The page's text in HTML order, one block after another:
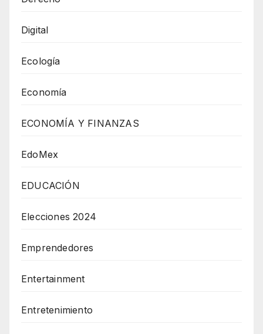
Digital
Ecología
Economía
ECONOMÍA Y FINANZAS
EdoMex
EDUCACIÓN
Elecciones 2024
Emprendedores
Entertainment
Entretenimiento